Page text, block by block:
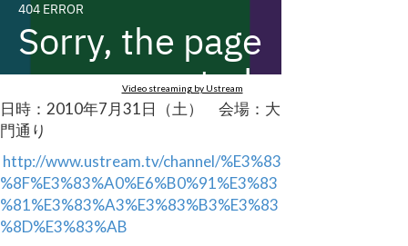
Video streaming by Ustream
日時：2010年7月31日（土） 会場：大
門通り
http://www.ustream.tv/channel/%E3%83
%8F%E3%83%A0%E6%B0%91%E3%83
%81%E3%83%A3%E3%83%B3%E3%83
%8D%E3%83%AB